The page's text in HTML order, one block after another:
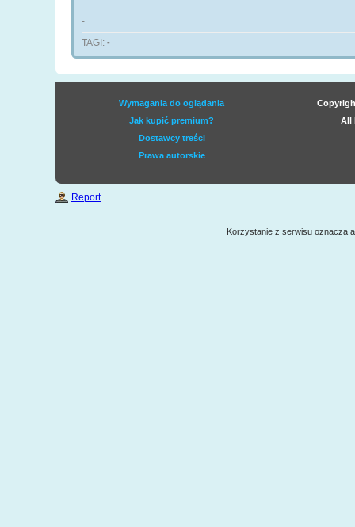
-
TAGI: -
Wymagania do oglądania
Jak kupić premium?
Dostawcy treści
Prawa autorskie
All
Report
Korzystanie z serwisu oznacza